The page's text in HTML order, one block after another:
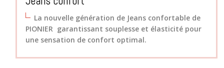
La nouvelle génération de Jeans confortable de
PIONIER garantissant souplesse et élasticité pour
une sensation de confort optimal.